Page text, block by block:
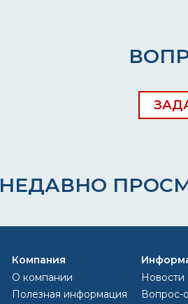
НЕДАВНО
Компания
О компании
Полезная информация
Новости
Вопрос-